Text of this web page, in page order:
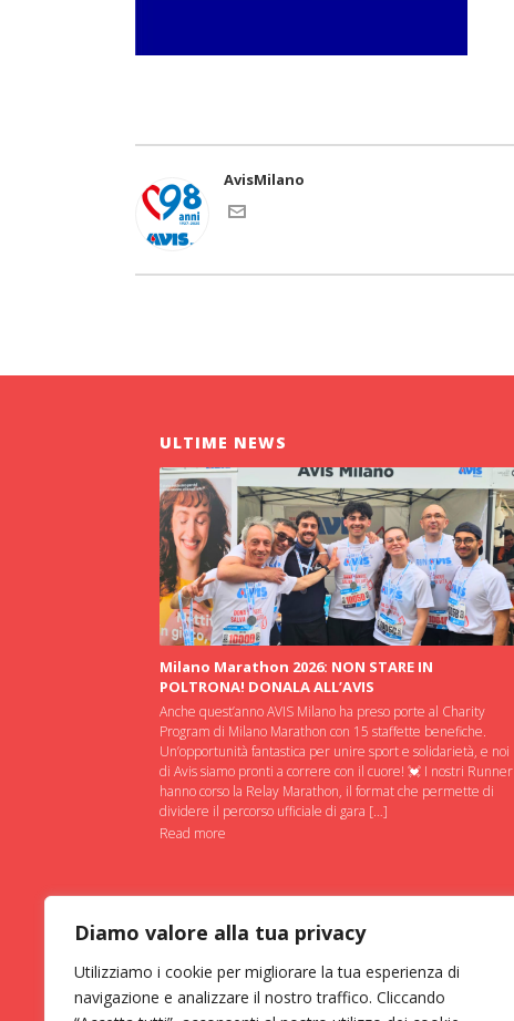
Diamo valore alla tua privacy
Utilizziamo i cookie per migliorare la tua esperienza di
navigazione e analizzare il nostro traffico. Cliccando
AvisMilano
ULTIME NEWS
Milano Marathon 2026: NON STARE IN
POLTRONA! DONALA ALL’AVIS
Anche quest’anno AVIS Milano ha preso porte al Charity
Program di Milano Marathon con 15 staffette benefiche.
Un’opportunità fantastica per unire sport e solidarietà, e noi
di Avis siamo pronti a correre con il cuore! 💓 I nostri Runner
hanno corso la Relay Marathon, il format che permette di
dividere il percorso ufficiale di gara […]
Read more